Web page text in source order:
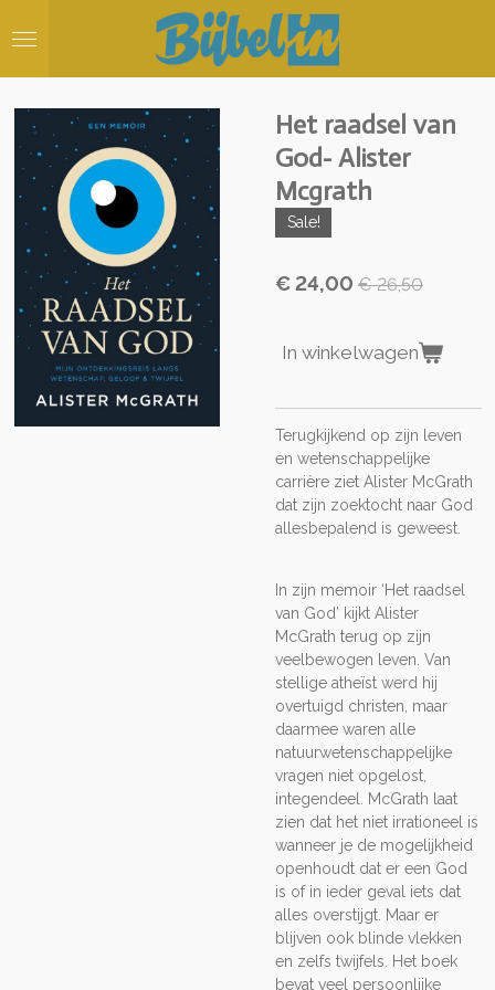
direct
hoofdinhoud
Het raadsel van
God- Alister
Mcgrath
Sale!
€ 24,00 € 26,50
In winkelwagen
Terugkijkend op zijn leven
en wetenschappelijke
carrière ziet Alister McGrath
dat zijn zoektocht naar God
allesbepalend is geweest.
In zijn memoir ‘Het raadsel
van God’ kijkt Alister
McGrath terug op zijn
veelbewogen leven. Van
stellige atheïst werd hij
overtuigd christen, maar
daarmee waren alle
natuurwetenschappelijke
vragen niet opgelost,
integendeel. McGrath laat
zien dat het niet irrationeel is
wanneer je de mogelijkheid
openhoudt dat er een God
is of in ieder geval iets dat
alles overstijgt. Maar er
blijven ook blinde vlekken
en zelfs twijfels. Het boek
bevat veel persoonlijke